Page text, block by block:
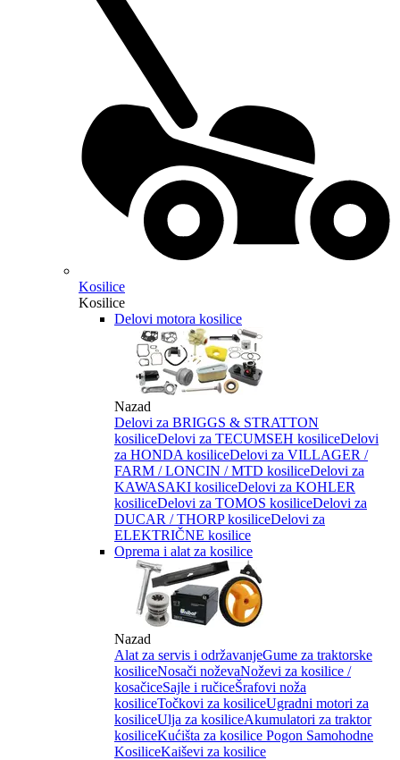
Kosilice
Kosilice
Delovi motora kosilice
Nazad
Delovi za BRIGGS & STRATTON
kosiliceDelovi za TECUMSEH kosiliceDelovi
za HONDA kosiliceDelovi za VILLAGER /
FARM / LONCIN / MTD kosiliceDelovi za
KAWASAKI kosiliceDelovi za KOHLER
kosiliceDelovi za TOMOS kosiliceDelovi za
DUCAR / THORP kosiliceDelovi za
ELEKTRIČNE kosilice
Oprema i alat za kosilice
Nazad
Alat za servis i održavanjeGume za traktorske
kosiliceNosači noževaNoževi za kosilice /
kosačiceSajle i ručiceŠrafovi noža
kosiliceTočkovi za kosiliceUgradni motori za
kosiliceUlja za kosiliceAkumulatori za traktor
kosiliceKućišta za kosilice Pogon Samohodne
KosiliceKaiševi za kosilice